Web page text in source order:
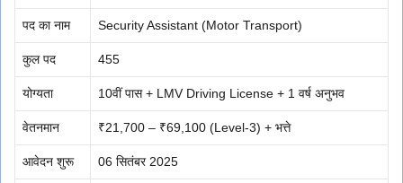
पद का नाम Security Assistant (Motor Transport)
कुल पद 455
योग्यता 10वीं पास + LMV Driving License + 1 वर्ष अनुभव
वेतनमान ₹21,700 – ₹69,100 (Level-3) + भत्ते
आवेदन शुरू 06 सितंबर 2025